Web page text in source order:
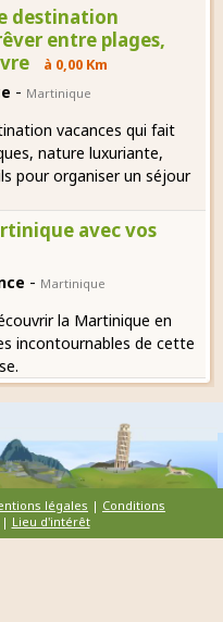
destination
entre plages,
à 0,00 Km
- Martinique
vacances qui fait
nature luxuriante,
pour organiser un séjour
avec vos
- Martinique
la Martinique en
incontournables de cette
légales | Conditions
Lieu d'intérêt